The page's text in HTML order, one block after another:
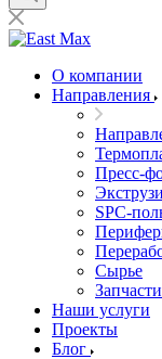
О компании
Направления
Пресс-
SPC-
Сырье
Наши услуги
Проекты
Блог